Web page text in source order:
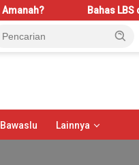
Bahas LBS dan LP2B, REI
Bawaslu Lainnya